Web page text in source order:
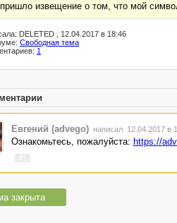
извещение о том, что мой
DELETED , 12.04.2017 в 18:46
Свободная тема
1
Евгений (advego) написал 12.04.2017 в
Ознакомьтесь, пожалуйста: https://
закрыта